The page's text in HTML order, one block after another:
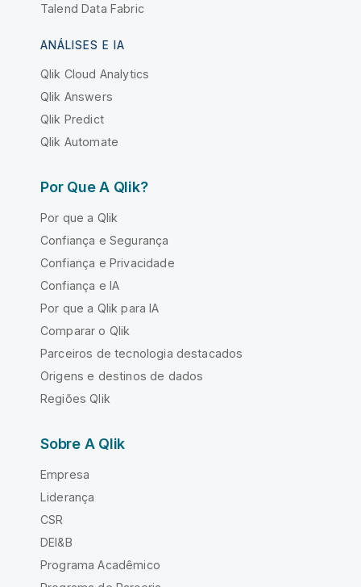
Talend Data Fabric
ANÁLISES E IA
Qlik Cloud Analytics
Qlik Answers
Qlik Predict
Qlik Automate
Por Que A Qlik?
Por que a Qlik
Confiança e Segurança
Confiança e Privacidade
Confiança e IA
Por que a Qlik para IA
Comparar o Qlik
Parceiros de tecnologia destacados
Origens e destinos de dados
Regiões Qlik
Sobre A Qlik
Empresa
Liderança
CSR
DEI&B
Programa Acadêmico